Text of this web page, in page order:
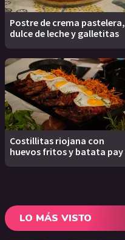
Postre de crema pastelera,
dulce de leche y galletitas
Costillitas riojana con
huevos fritos y batata pay
LO MÁS VISTO